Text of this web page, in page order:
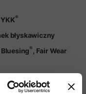
®
błyskawiczny
® , Fair Wear